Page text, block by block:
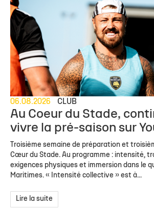
06.08.2026 CLUB
Au Coeur du Stade,
vivre la pré-saison sur
Troisième semaine de préparation et
Cœur du Stade. Au programme : intensité,
exigences physiques et immersion dans le
Maritimes. « Intensité collective » est à...
Lire la suite